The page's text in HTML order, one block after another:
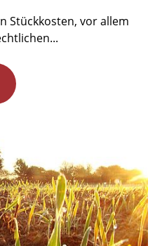
Stückkosten, vor allem